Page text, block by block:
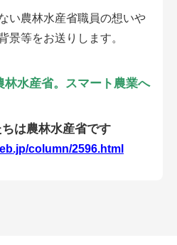
・プロジェクト掲示板
ストチャット
い農林水産省職員の想いや
景等をお送りします。
林水産省。スマート農業へ
は農林水産省です
column/2596.html